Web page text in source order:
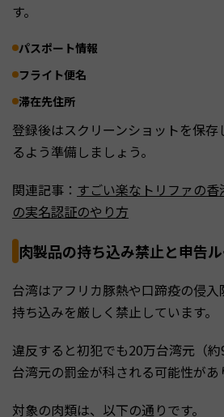
す。
パスポート情報
フライト便名
滞在先住所
登録後はスクリーンショットを保
るよう準備しましょう。
関連記事： すごい楽なトリファの
の実名認証のやり方
肉製品の持ち込み禁止と申告
台湾はアフリカ豚熱や口蹄疫の侵
持ち込みを厳しく禁止しています。
違反すると初犯でも20万台湾元（
台湾元の罰金が科される可能性があ
対象の肉類は、以下の通りです。